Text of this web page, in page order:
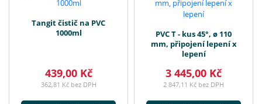
Tangit čistič na PVC
1000ml
439,00 Kč
362,81 Kč bez DPH
PVC T - kus 45°, ø 110
mm, připojení lepení x
lepení
3 445,00 Kč
2 847,11 Kč bez DPH